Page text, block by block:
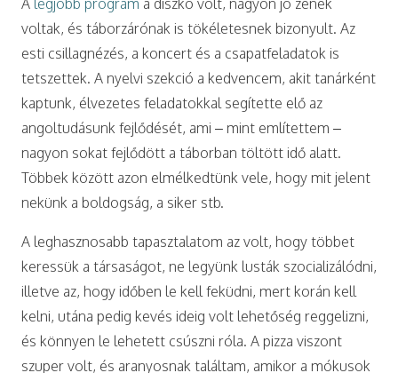
voltak, és táborzárónak is tökéletesnek bizonyult. Az
esti csillagnézés, a koncert és a csapatfeladatok is
tetszettek. A nyelvi szekció a kedvencem, akit tanárként
kaptunk, élvezetes feladatokkal segítette elő az
angoltudásunk fejlődését, ami – mint említettem –
nagyon sokat fejlődött a táborban töltött idő alatt.
Többek között azon elmélkedtünk vele, hogy mit jelent
nekünk a boldogság, a siker stb.
A leghasznosabb tapasztalatom az volt, hogy többet
keressük a társaságot, ne legyünk lusták szocializálódni,
illetve az, hogy időben le kell feküdni, mert korán kell
kelni, utána pedig kevés ideig volt lehetőség reggelizni,
és könnyen le lehetett csúszni róla. A pizza viszont
szuper volt, és aranyosnak találtam, amikor a mókusok